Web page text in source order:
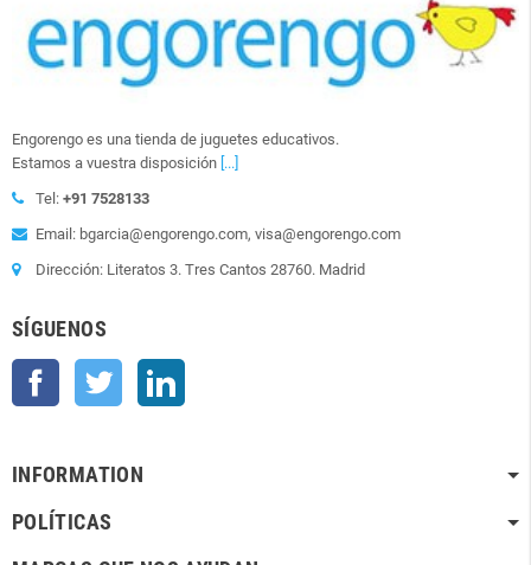
Engorengo es una tienda de juguetes educativos.
Estamos a vuestra disposición [...]
Tel: +91 7528133
Email: bgarcia@engorengo.com, visa@engorengo.com
Dirección: Literatos 3. Tres Cantos 28760. Madrid
SÍGUENOS
Facebook Twitter
INFORMATION
POLÍTICAS